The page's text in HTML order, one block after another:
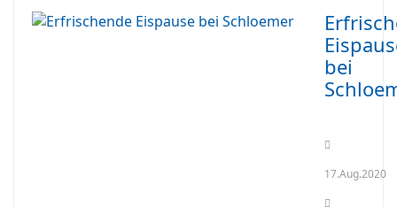
bei
17.Aug.2020